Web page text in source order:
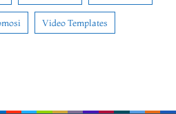
Video Templates